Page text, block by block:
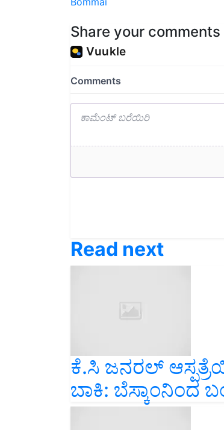
ಕೆ.ಸಿ ಜನರಲ್‌
ಬಾಕಿ: ಬೆಸ್ಕಾಂನಿಂದ